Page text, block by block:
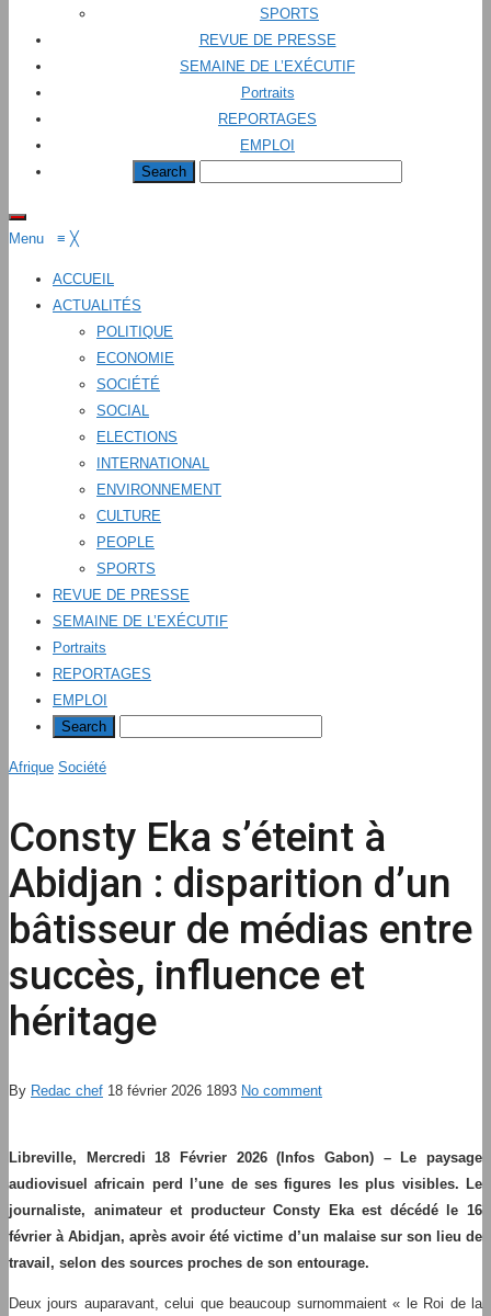
SPORTS
REVUE DE PRESSE
SEMAINE DE L’EXÉCUTIF
Portraits
REPORTAGES
EMPLOI
Menu ≡ ╳
ACCUEIL
ACTUALITÉS
POLITIQUE
ECONOMIE
SOCIÉTÉ
SOCIAL
ELECTIONS
INTERNATIONAL
ENVIRONNEMENT
CULTURE
PEOPLE
SPORTS
REVUE DE PRESSE
SEMAINE DE L’EXÉCUTIF
Portraits
REPORTAGES
EMPLOI
Afrique Société
Consty Eka s’éteint à
Abidjan : disparition d’un
bâtisseur de médias entre
succès, influence et
héritage
By Redac chef 18 février 2026 1893 No comment
Libreville, Mercredi 18 Février 2026 (Infos Gabon) – Le paysage
audiovisuel africain perd l’une de ses figures les plus visibles. Le
journaliste, animateur et producteur Consty Eka est décédé le 16
février à Abidjan, après avoir été victime d’un malaise sur son lieu de
travail, selon des sources proches de son entourage.
Deux jours auparavant, celui que beaucoup surnommaient « le Roi de la